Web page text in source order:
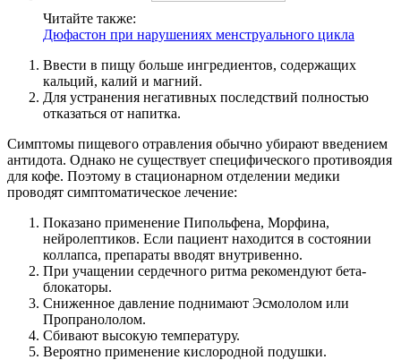
Читайте также:
Дюфастон при нарушениях менструального цикла
Ввести в пищу больше ингредиентов, содержащих
кальций, калий и магний.
Для устранения негативных последствий полностью
отказаться от напитка.
Симптомы пищевого отравления обычно убирают введением
антидота. Однако не существует специфического противоядия
для кофе. Поэтому в стационарном отделении медики
проводят симптоматическое лечение:
Показано применение Пипольфена, Морфина,
нейролептиков. Если пациент находится в состоянии
коллапса, препараты вводят внутривенно.
При учащении сердечного ритма рекомендуют бета-
блокаторы.
Сниженное давление поднимают Эсмололом или
Пропранололом.
Сбивают высокую температуру.
Вероятно применение кислородной подушки.